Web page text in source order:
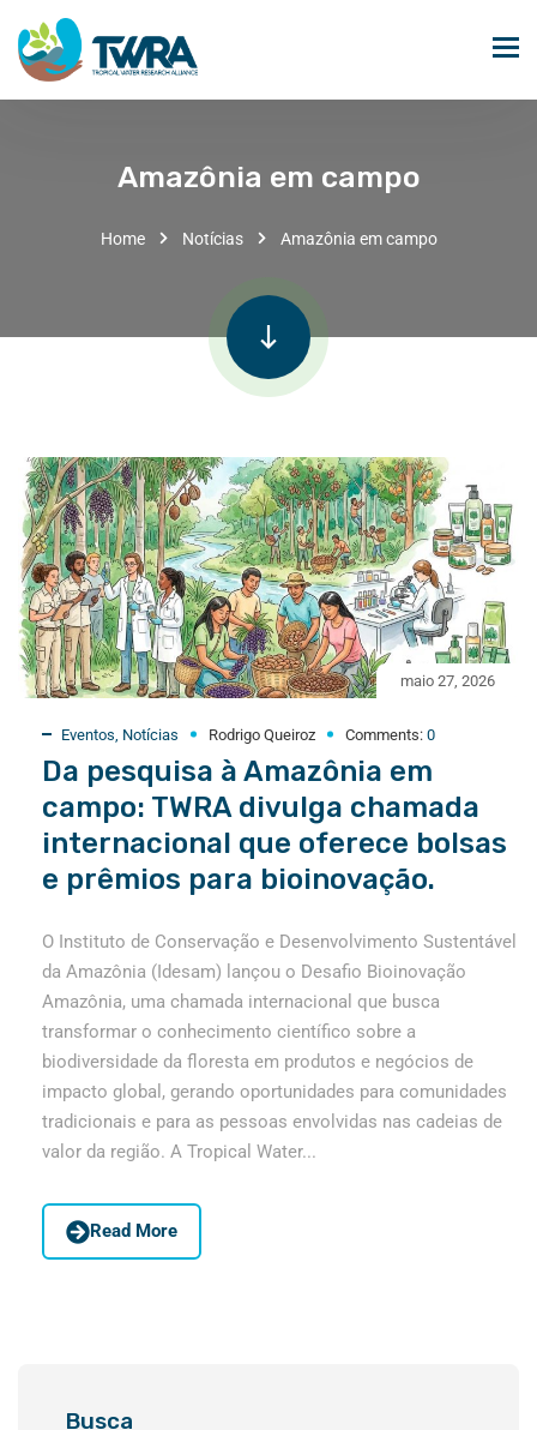
Amazônia em campo
Home Notícias Amazônia em campo
maio 27, 2026
Eventos Notícias Rodrigo Queiroz Comments: 0
Da pesquisa à Amazônia em
campo: TWRA divulga chamada
internacional que oferece bolsas
e prêmios para bioinovação.
O Instituto de Conservação e Desenvolvimento Sustentável
da Amazônia (Idesam) lançou o Desafio Bioinovação
Amazônia, uma chamada internacional que busca
transformar o conhecimento científico sobre a
biodiversidade da floresta em produtos e negócios de
impacto global, gerando oportunidades para comunidades
tradicionais e para as pessoas envolvidas nas cadeias de
valor da região. A Tropical Water...
Read More
Busca